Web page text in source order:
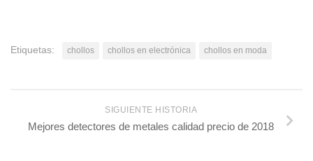
Etiquetas: chollos chollos en electrónica chollos en moda
SIGUIENTE HISTORIA
Mejores detectores de metales calidad precio de 2018